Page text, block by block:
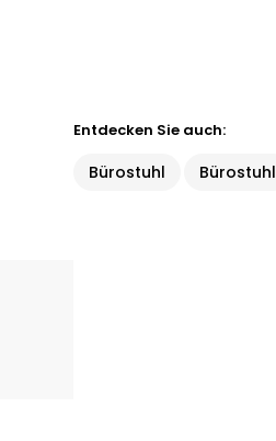
Entdecken Sie auch:
Bürostuhl Bürostuhl